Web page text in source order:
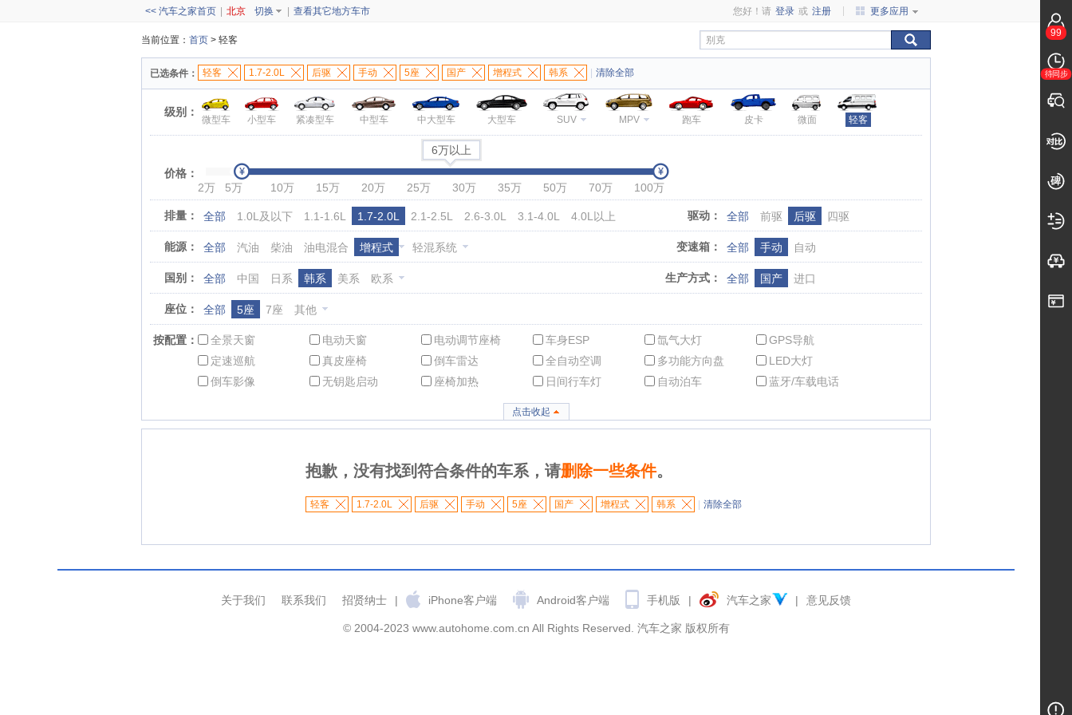
<< 汽车之家首页 北京 切换 查看其它地方车市 更多应用
您好！请 登录 或 注册
当前位置： 首页 > 轻客
已选条件： 轻客 1.7-2.0L 后驱 手动 5座 国产 增程式 韩系 清除全部
级别：
微型车 小型车 紧凑型车 中型车 中大型车 大型车 SUV MPV 跑车 皮卡 微面 轻客
价格：
6万以上
2万 5万 10万 15万 20万 25万 30万 35万 50万 70万 100万
排量： 全部 1.0L及以下 1.1-1.6L 1.7-2.0L 2.1-2.5L 2.6-3.0L 3.1-4.0L 4.0L以上 驱动： 全部 前驱 后驱 四驱
能源： 全部 汽油 柴油 油电混合 增程式 轻混系统 变速箱： 全部 手动 自动
国别： 全部 中国 日系 韩系 美系 欧系 生产方式： 全部 国产 进口
座位： 全部 5座 7座 其他
按配置： 全景天窗 电动天窗 电动调节座椅 车身ESP 氙气大灯
GPS导航
定速巡航
真皮座椅 倒车雷达 全自动空调 多功能方向盘
LED大灯
倒车影像
无钥匙启动 座椅加热 日间行车灯 自动泊车 蓝牙/车载电话
点击收起
抱歉，没有找到符合条件的车系，请删除一些条件。
轻客 1.7-2.0L 后驱 手动 5座 国产 增程式 韩系 清除全部
关于我们 联系我们 招贤纳士 | iPhone客户端 Android客户端 手机版 | 汽车之家 | 意见反馈
© 2004-2023 www.autohome.com.cn All Rights Reserved. 汽车之家 版权所有
99
待同步